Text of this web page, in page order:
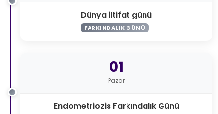
Dünya iltifat günü
FARKINDALIK GÜNÜ
01
Pazar
Endometriozis Farkındalık Günü